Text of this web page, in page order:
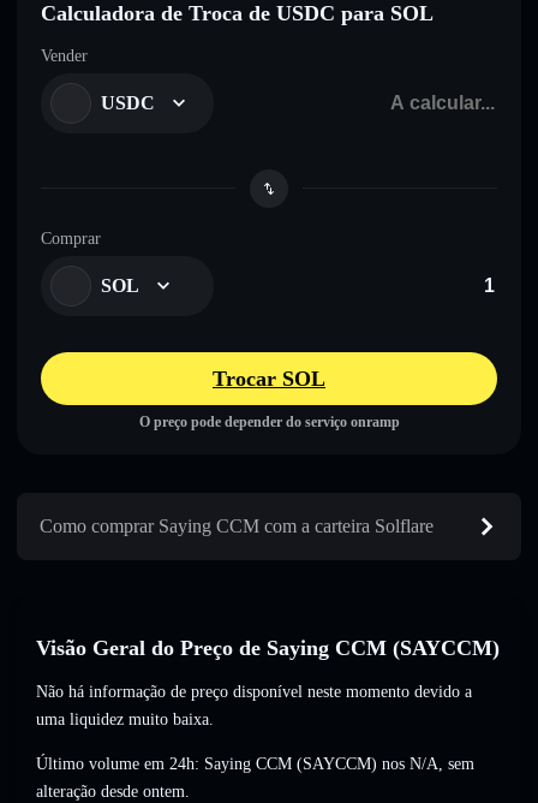
Calculadora de Troca de USDC para SOL
Vender
USDC
Comprar
SOL
Trocar SOL
O preço pode depender do serviço onramp
Como comprar Saying CCM com a carteira Solflare
Visão Geral do Preço de Saying CCM (SAYCCM)
Não há informação de preço disponível neste momento devido a
uma liquidez muito baixa.
Último volume em 24h: Saying CCM (SAYCCM) nos N/A, sem
alteração desde ontem.